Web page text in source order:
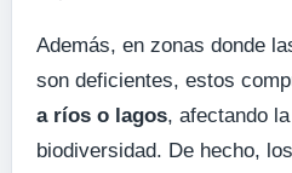
Además, en zonas donde
son deficientes, estos
a ríos o lagos, afectando
biodiversidad. De hecho,